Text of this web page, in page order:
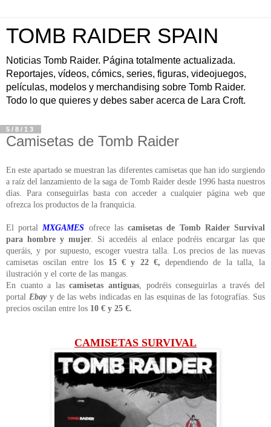
TOMB RAIDER SPAIN
Noticias Tomb Raider. Página totalmente actualizada.
Reportajes, vídeos, cómics, series, figuras, videojuegos,
películas, modelos y merchandising sobre Tomb Raider.
Todo lo que quieres y debes saber acerca de Lara Croft.
5/8/13
Camisetas de Tomb Raider
En este apartado se muestran las diferentes camisetas que han ido surgiendo
a raíz del lanzamiento de la saga de Tomb Raider desde 1996 hasta nuestros
días. Para conseguirlas basta con acceder a cualquier página web que
ofrezca los productos de la franquicia.
El portal MXGAMES ofrece lascamisetas de Tomb Raider Survival
para hombre y mujer . Si accedéis al enlace podréis encargar las que
queráis, y por supuesto, escoger vuestra talla. Los precios de las nuevas
camisetas oscilan entre los 15 € y 22 €,dependiendo de la talla, la
ilustración y el corte de las mangas.
En cuanto a lascamisetas antiguas , podréis conseguirlas a través del
portal Ebayy de las webs indicadas en las esquinas de las fotografías. Sus
precios oscilan entre los 10 € y 25 €.
CAMISETAS SURVIVAL